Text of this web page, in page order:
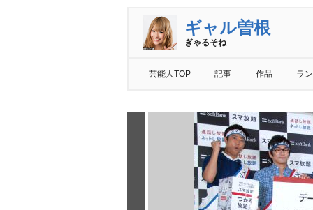
ギャル曽根
ぎゃるそね
芸能人TOP 記事 作品 ラ